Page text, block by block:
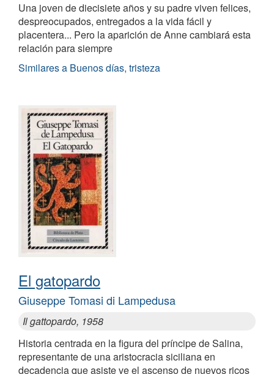
Una joven de diecisiete años y su padre viven felices,
despreocupados, entregados a la vida fácil y
placentera... Pero la aparición de Anne cambiará esta
relación para siempre
Similares a Buenos días, tristeza
El gatopardo
Giuseppe Tomasi di Lampedusa
Il gattopardo, 1958
Historia centrada en la figura del príncipe de Salina,
representante de una aristocracia siciliana en
decadencia que asiste ve el ascenso de nuevos ricos